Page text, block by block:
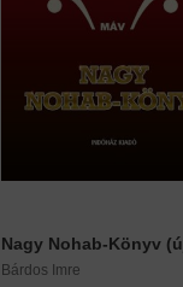
Nagy Nohab-Könyv
Bárdos Imre